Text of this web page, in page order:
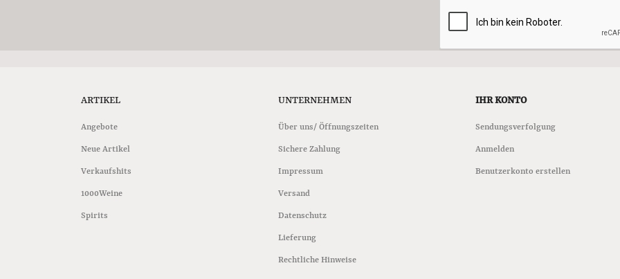
ARTIKEL
Angebote
Neue Artikel
Verkaufshits
1000Weine
Spirits
UNTERNEHMEN
Über uns/ Öffnungszeiten
Sichere Zahlung
Impressum
Versand
Datenschutz
Lieferung
Rechtliche Hinweise
IHR KONTO
Sendungsverfolgung
Anmelden
Benutzerkonto erstellen